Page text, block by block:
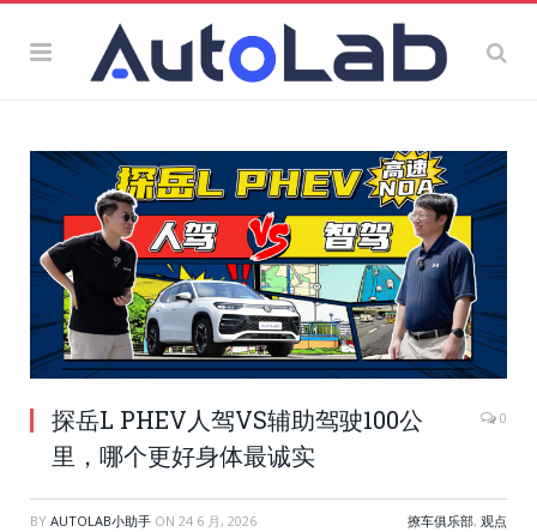
探岳L PHEV人驾VS辅助驾驶100公
里，哪个更好身体最诚实
0
BY AUTOLAB小助手 ON 24 6 月, 2026 撩车俱乐部, 观点